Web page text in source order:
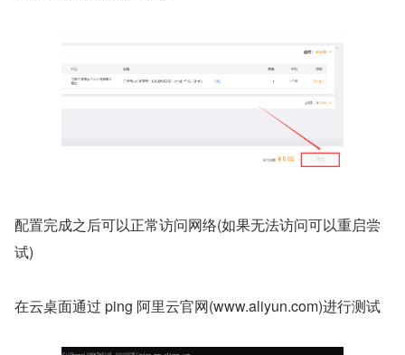
配置完成之后可以正常访问网络(如果无法访问可以重启尝
试)
在云桌面通过 ping 阿里云官网(www.aliyun.com)进行测试